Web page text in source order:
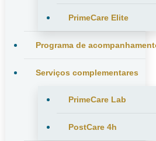
PrimeCare Elite
Programa de
Serviços complementares
PrimeCare Lab
PostCare 4h